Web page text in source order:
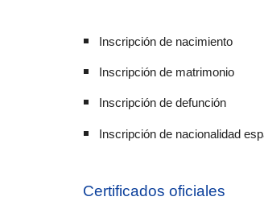
Inscripción de nacimiento
Inscripción de matrimonio
Inscripción de defunción
Inscripción de nacionalidad
Certificados oficiales